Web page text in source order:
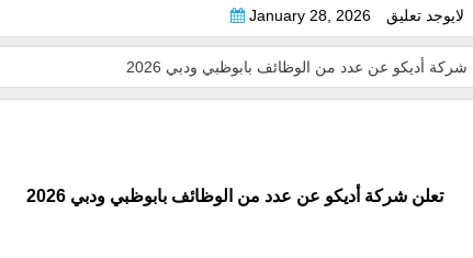
لايوجد تعليق January 28, 2026
شركة أديكو عن عدد من الوظائف بابوظبي ودبي 2026
تعلن شركة أديكو عن عدد من الوظائف بابوظبي ودبي 2026